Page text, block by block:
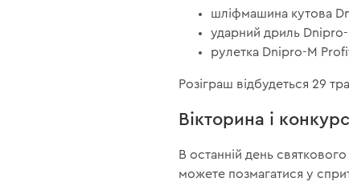
шліфмашина кутова
ударний дриль
рулетка Dnipro-M
Розіграш відбудеться 29
Вікторина і
В останній день святкового
можете позмагатися у